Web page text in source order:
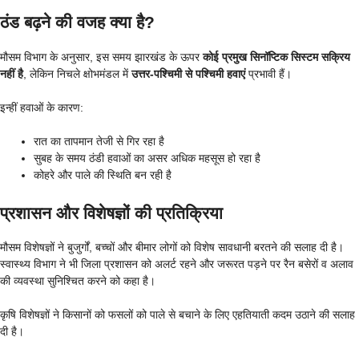
ठंड बढ़ने की वजह क्या है?
मौसम विभाग के अनुसार, इस समय झारखंड के ऊपरकोई प्रमुख सिनॉप्टिक सिस्टम सक्रिय
नहीं है, लेकिन निचले क्षोभमंडल मेंउत्तर-पश्चिमी से पश्चिमी हवाएंप्रभावी हैं।
इन्हीं हवाओं के कारण:
रात का तापमान तेजी से गिर रहा है
सुबह के समय ठंडी हवाओं का असर अधिक महसूस हो रहा है
कोहरे और पाले की स्थिति बन रही है
प्रशासन और विशेषज्ञों की प्रतिक्रिया
मौसम विशेषज्ञों ने बुजुर्गों, बच्चों और बीमार लोगों को विशेष सावधानी बरतने की सलाह दी है।
स्वास्थ्य विभाग ने भी जिला प्रशासन को अलर्ट रहने और जरूरत पड़ने पर रैन बसेरों व अलाव
की व्यवस्था सुनिश्चित करने को कहा है।
कृषि विशेषज्ञों ने किसानों को फसलों को पाले से बचाने के लिए एहतियाती कदम उठाने की सलाह
दी है।